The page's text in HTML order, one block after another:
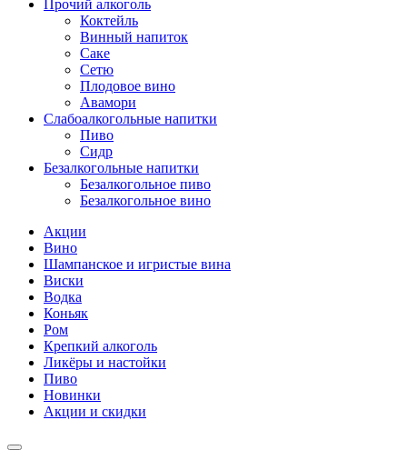
Прочий алкоголь
Коктейль
Винный напиток
Саке
Сетю
Плодовое вино
Авамори
Слабоалкогольные напитки
Пиво
Сидр
Безалкогольные напитки
Безалкогольное пиво
Безалкогольное вино
Акции
Вино
Шампанское и игристые вина
Виски
Водка
Коньяк
Ром
Крепкий алкоголь
Ликёры и настойки
Пиво
Новинки
Акции и скидки